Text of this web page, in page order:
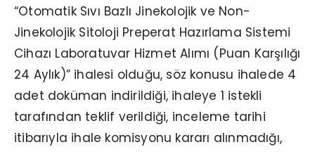
“Otomatik Sıvı Bazlı Jinekolojik ve Non-
Jinekolojik Sitoloji Preperat Hazırlama Sistemi
Cihazı Laboratuvar Hizmet Alımı (Puan Karşılığı
24 Aylık)” ihalesi olduğu, söz konusu ihalede 4
adet doküman indirildiği, ihaleye 1 istekli
tarafından teklif verildiği, inceleme tarihi
itibarıyla ihale komisyonu kararı alınmadığı,